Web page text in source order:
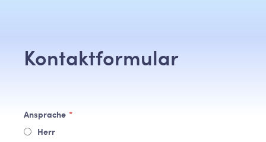
Kontaktformular
Ansprache *
Herr